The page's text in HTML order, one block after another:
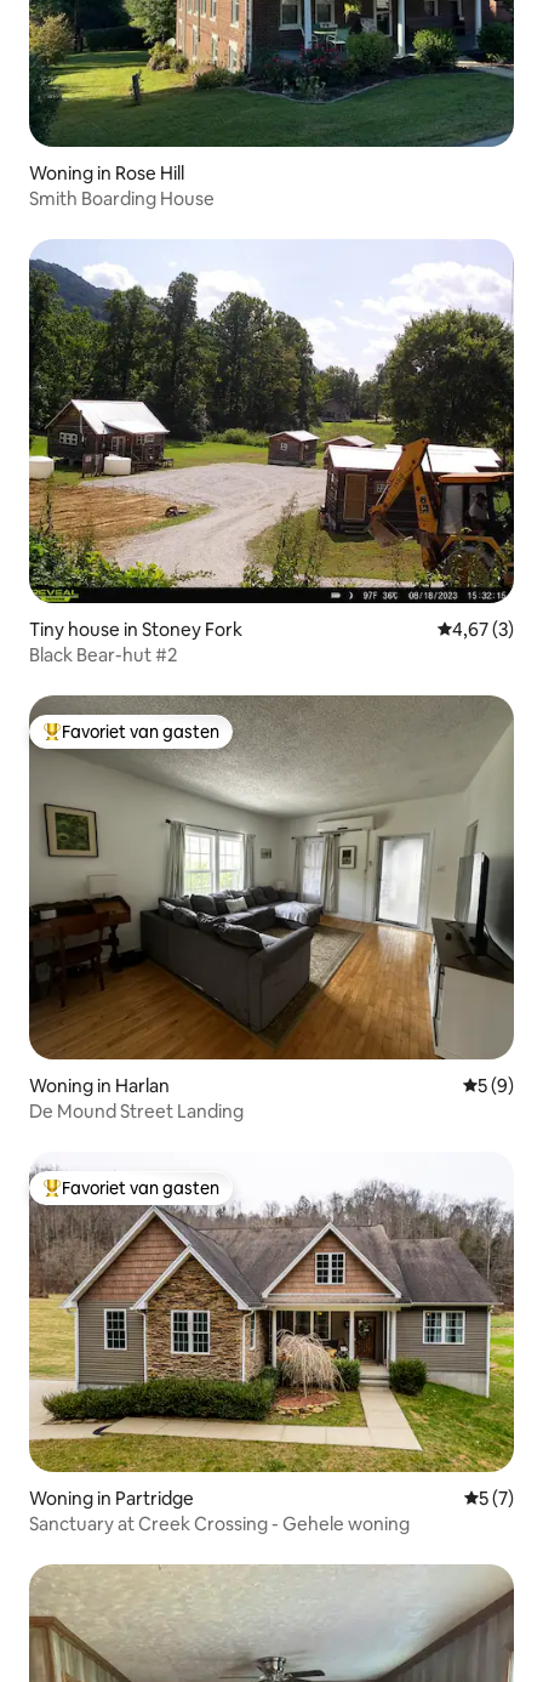
Woning in Rose Hill
Smith Boarding House
Tiny house in Stoney Fork
4,67 (3)
Black Bear-hut #2
Topfavoriet van gasten
Favoriet van gasten
Woning in Harlan
5 (9)
De Mound Street Landing
Topfavoriet van gasten
Favoriet van gasten
Woning in Partridge
5 (7)
Sanctuary at Creek Crossing - Gehele woning